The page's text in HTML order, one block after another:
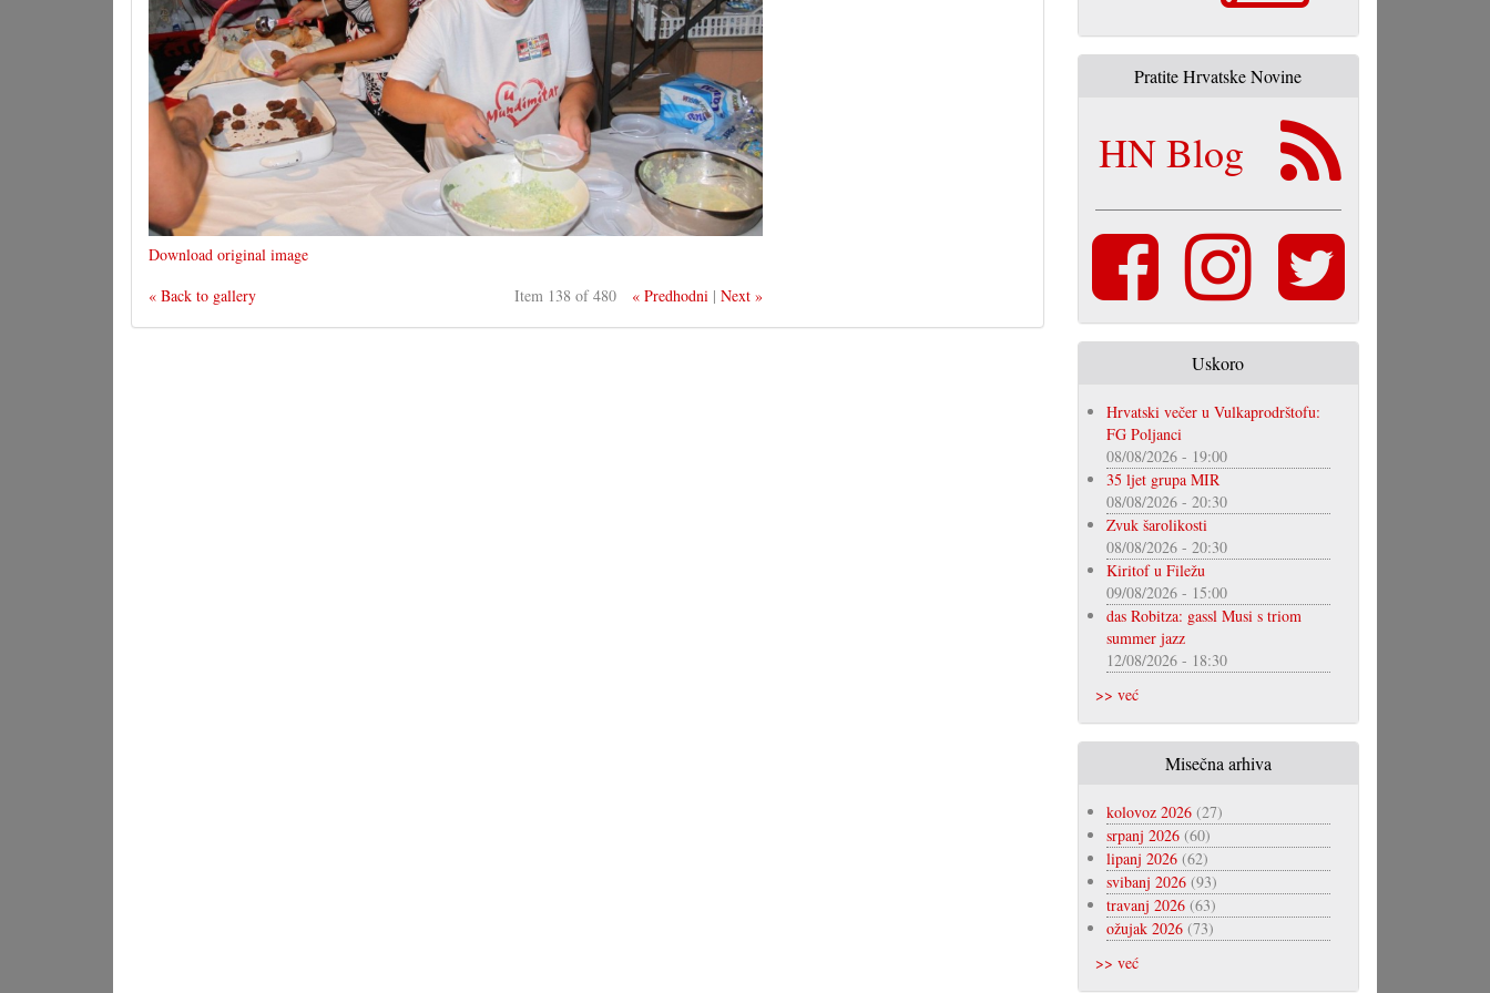
Download original image
« Back to gallery
Item 138 of 480 « Predhodni |Next »
Pratite Hrvatske Novine
HN Blog
Uskoro
Hrvatski večer u Vulkaprodrštofu:
FG Poljanci
08/08/2026 - 19:00
35 ljet grupa MIR
08/08/2026 - 20:30
Zvuk šarolikosti
08/08/2026 - 20:30
Kiritof u Filežu
09/08/2026 - 15:00
das Robitza: gassl Musi s triom
summer jazz
12/08/2026 - 18:30
>> već
Misečna arhiva
kolovoz 2026(27)
srpanj 2026(60)
lipanj 2026(62)
svibanj 2026(93)
travanj 2026(63)
ožujak 2026(73)
>> već